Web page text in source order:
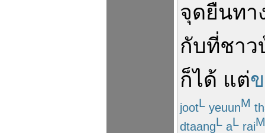
จุดยืนทา
กับที่ชาว
ก็ได้ แต่
jootL yeuunM
dtaangL aL raiM